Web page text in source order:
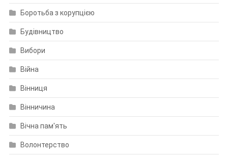
Боротьба з корупцією
Будівництво
Вибори
Війна
Вінниця
Вінничина
Вічна пам'ять
Волонтерство